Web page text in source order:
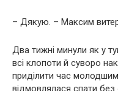
– Дякую. – Максим
Два тижні минули як у
всі клопоти й суворо
приділити час
відмовлялася спати без